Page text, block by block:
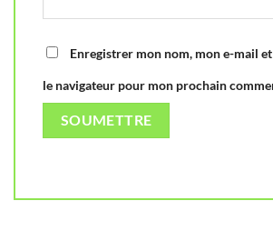
Enregistrer mon nom, mon e-mail
le navigateur pour mon prochain